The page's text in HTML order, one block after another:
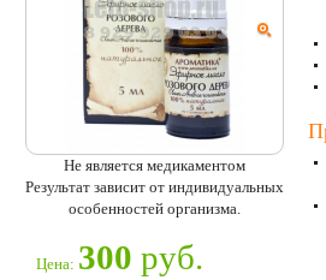
Не является медикаментом
Результат зависит от индивидуальных
особенностей организма.
Цена: 300 руб.